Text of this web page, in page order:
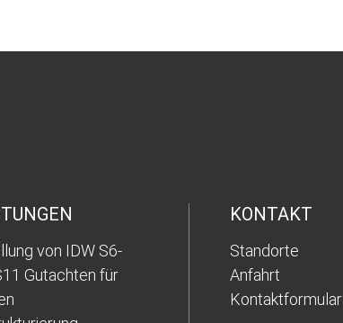
von IDW S6-
Gutachten für
KONTAKT
Standorte
Anfahrt
Kontaktformular